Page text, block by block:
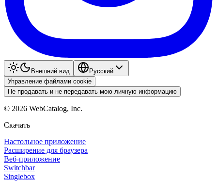
Внешний вид
Pyccкий
Управление файлами cookie
Не продавать и не передавать мою личную информацию
© 2026 WebCatalog, Inc.
Скачать
Настольное приложение
Расширение для браузера
Веб-приложение
Switchbar
Singlebox